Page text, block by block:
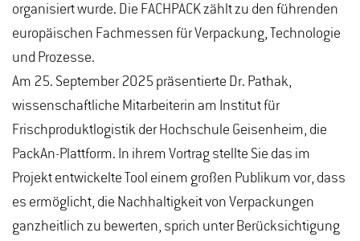
organisiert wurde. Die FACHPACK zählt zu den führenden
europäischen Fachmessen für Verpackung, Technologie
und Prozesse.
Am 25. September 2025 präsentierte Dr. Pathak,
wissenschaftliche Mitarbeiterin am Institut für
Frischproduktlogistik der Hochschule Geisenheim, die
PackAn-Plattform. In ihrem Vortrag stellte Sie das im
Projekt entwickelte Tool einem großen Publikum vor, dass
es ermöglicht, die Nachhaltigkeit von Verpackungen
ganzheitlich zu bewerten, sprich unter Berücksichtigung